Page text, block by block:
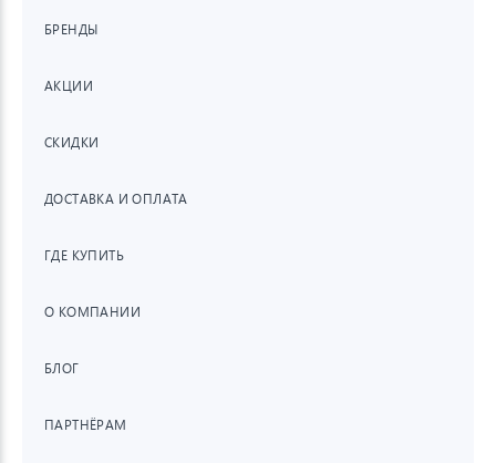
БРЕНДЫ
АКЦИИ
СКИДКИ
ДОСТАВКА И ОПЛАТА
ГДЕ КУПИТЬ
О КОМПАНИИ
БЛОГ
ПАРТНЁРАМ